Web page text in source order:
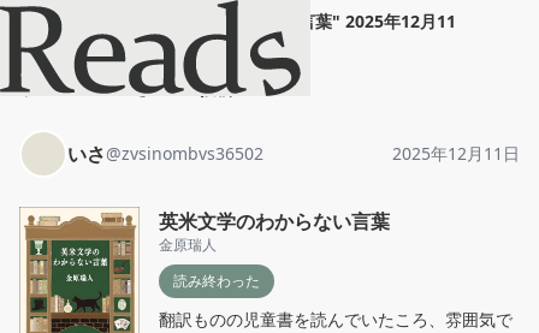
英米文学のわからない言葉" 2025年12月11
日
ホーム
いさ 投稿
いさ@zvsinombvs36502 2025年12月11日
英米文学のわからない言葉
金原瑞人
読み終わった
翻訳ものの児童書を読んでいたころ、雰囲気で